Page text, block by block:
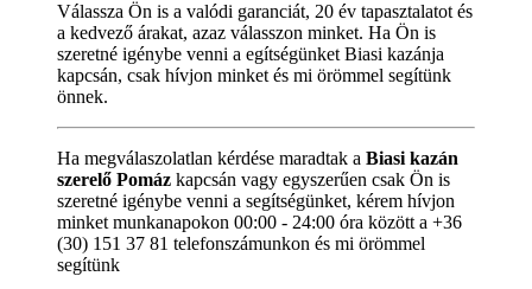
Válassza Ön is a valódi garanciát, 20 év tapasztalatot és
a kedvező árakat, azaz válasszon minket. Ha Ön is
szeretné igénybe venni a egítségünket Biasi kazánja
kapcsán, csak hívjon minket és mi örömmel segítünk
önnek.
Ha megválaszolatlan kérdése maradtak a Biasi kazán
szerelő Pomáz kapcsán vagy egyszerűen csak Ön is
szeretné igénybe venni a segítségünket, kérem hívjon
minket munkanapokon 00:00 - 24:00 óra között a +36
(30) 151 37 81 telefonszámunkon és mi örömmel
segítünk